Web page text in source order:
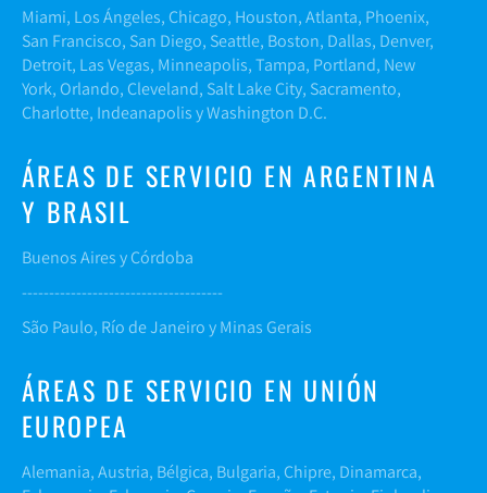
Miami, Los Ángeles, Chicago, Houston, Atlanta, Phoenix,
San Francisco, San Diego, Seattle, Boston, Dallas, Denver,
Detroit, Las Vegas, Minneapolis, Tampa, Portland, New
York, Orlando, Cleveland, Salt Lake City, Sacramento,
Charlotte, Indeanapolis y Washington D.C.
ÁREAS DE SERVICIO EN ARGENTINA
Y BRASIL
Buenos Aires y Córdoba
-------------------------------------
São Paulo, Río de Janeiro y Minas Gerais
ÁREAS DE SERVICIO EN UNIÓN
EUROPEA
Alemania, Austria, Bélgica, Bulgaria, Chipre, Dinamarca,